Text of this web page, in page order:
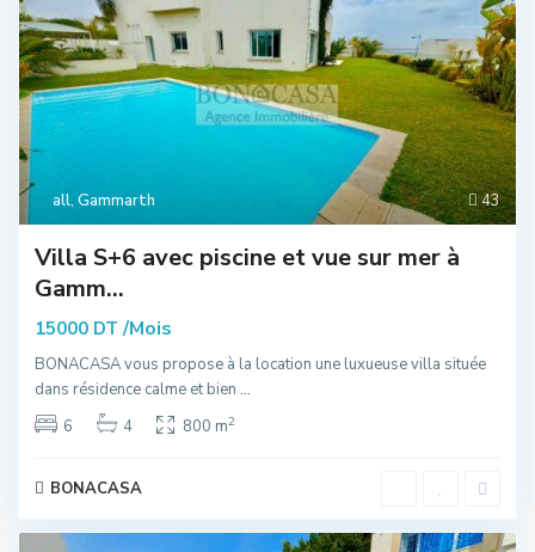
43
all, Gammarth
Villa S+6 avec piscine et vue sur mer à
Gamm...
15000 DT /Mois
BONACASA vous propose à la location une luxueuse villa située
dans résidence calme et bien ...
6
4 800 m2
BONACASA